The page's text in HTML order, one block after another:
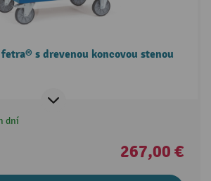
s drevenou koncovou stenou
dní
267,00 €